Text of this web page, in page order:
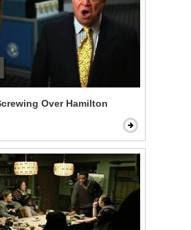
Over Hamilton